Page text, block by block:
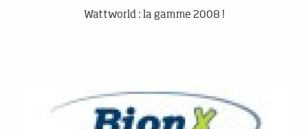
Wattworld : la gamme 2008 !